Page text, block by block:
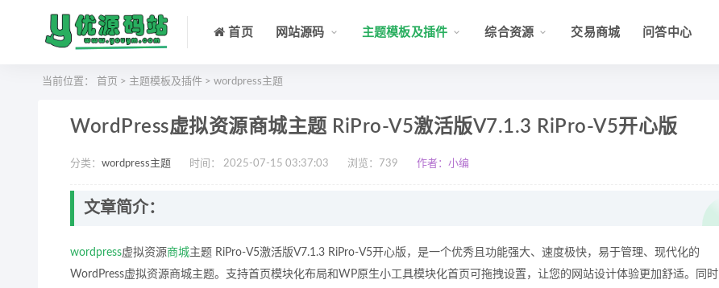
首页 网站源码 主题模板及插件 综合资源 交易商城 问答中心
当前位置： 首页 > 主题模板及插件 > wordpress主题
WordPress虚拟资源商城主题 RiPro-V5激活版V7.1.3 RiPro-V5开心版
分类： wordpress主题 时间： 2025-07-15 03:37:03 浏览： 739 作者：小编
文章简介：
wordpress虚拟资源商城主题 RiPro-V5激活版V7.1.3 RiPro-V5开心版，是一个优秀且功能强大、速度极快，易于管理、现代化的
WordPress虚拟资源商城主题。支持首页模块化布局和WP原生小工具模块化首页可拖拽设置，让您的网站设计体验更加舒适。同时